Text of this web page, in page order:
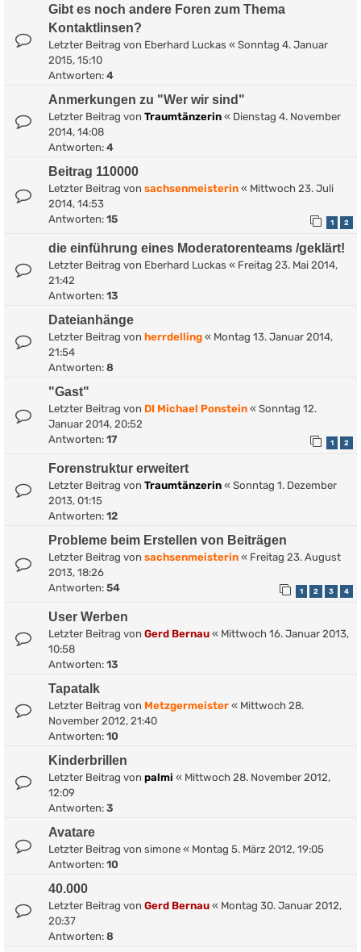
Gibt es noch andere Foren zum Thema
Kontaktlinsen?
Letzter Beitrag von Eberhard Luckas « Sonntag 4. Januar
2015, 15:10
Antworten: 4
Anmerkungen zu "Wer wir sind"
Letzter Beitrag von Traumtänzerin « Dienstag 4. November
2014, 14:08
Antworten: 4
Beitrag 110000
Letzter Beitrag von sachsenmeisterin « Mittwoch 23. Juli
2014, 14:53
Antworten: 15 1 2
die einführung eines Moderatorenteams /geklärt!
Letzter Beitrag von Eberhard Luckas « Freitag 23. Mai 2014,
21:42
Antworten: 13
Dateianhänge
Letzter Beitrag von herrdelling « Montag 13. Januar 2014,
21:54
Antworten: 8
"Gast"
Letzter Beitrag von DI Michael Ponstein « Sonntag 12.
Januar 2014, 20:52
Antworten: 17 1 2
Forenstruktur erweitert
Letzter Beitrag von Traumtänzerin « Sonntag 1. Dezember
2013, 01:15
Antworten: 12
Probleme beim Erstellen von Beiträgen
Letzter Beitrag von sachsenmeisterin « Freitag 23. August
2013, 18:26
Antworten: 54 1 2 3 4
User Werben
Letzter Beitrag von Gerd Bernau « Mittwoch 16. Januar 2013,
10:58
Antworten: 13
Tapatalk
Letzter Beitrag von Metzgermeister « Mittwoch 28.
November 2012, 21:40
Antworten: 10
Kinderbrillen
Letzter Beitrag von palmi « Mittwoch 28. November 2012,
12:09
Antworten: 3
Avatare
Letzter Beitrag von simone « Montag 5. März 2012, 19:05
Antworten: 10
40.000
Letzter Beitrag von Gerd Bernau « Montag 30. Januar 2012,
20:37
Antworten: 8